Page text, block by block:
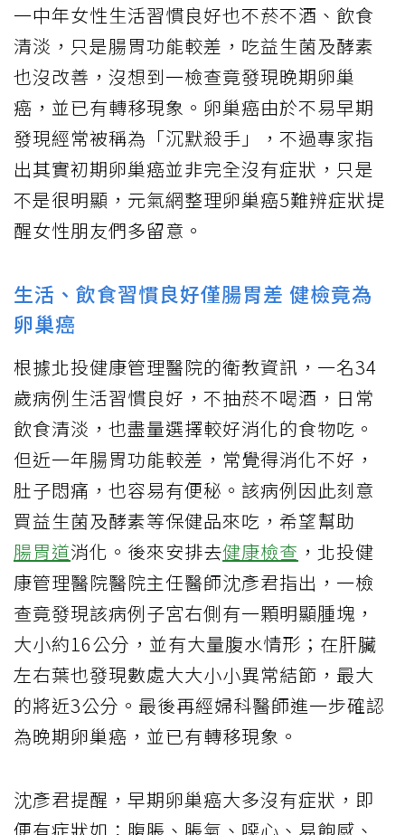
一中年女性生活習慣良好也不菸不酒、飲食
清淡，只是腸胃功能較差，吃益生菌及酵素
也沒改善，沒想到一檢查竟發現晚期卵巢
癌，並已有轉移現象。卵巢癌由於不易早期
發現經常被稱為「沉默殺手」，不過專家指
出其實初期卵巢癌並非完全沒有症狀，只是
不是很明顯，元氣網整理卵巢癌5難辨症狀提
醒女性朋友們多留意。
生活、飲食習慣良好僅腸胃差 健檢竟為
卵巢癌
根據北投健康管理醫院的衛教資訊，一名34
歲病例生活習慣良好，不抽菸不喝酒，日常
飲食清淡，也盡量選擇較好消化的食物吃。
但近一年腸胃功能較差，常覺得消化不好，
肚子悶痛，也容易有便秘。該病例因此刻意
買益生菌及酵素等保健品來吃，希望幫助
腸胃道消化。後來安排去健康檢查 ，北投健
康管理醫院醫院主任醫師沈彥君指出，一檢
查竟發現該病例子宮右側有一顆明顯腫塊，
大小約16公分，並有大量腹水情形；在肝臟
左右葉也發現數處大大小小異常結節，最大
的將近3公分。最後再經婦科醫師進一步確認
為晚期卵巢癌，並已有轉移現象。
沈彥君提醒，早期卵巢癌大多沒有症狀，即